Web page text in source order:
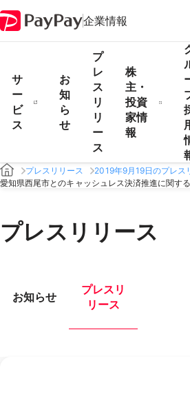
企業情報
サ
ー
ビ
ス
お
知
ら
せ
プ
レ
ス
リ
リ
ー
ス
株
主・
投資
家情
報
プレスリリース
2019年9月19日のプレス
愛知県西尾市とのキャッシュレス決済推進に関す
プレスリリース
お知らせ
プレスリ
リース